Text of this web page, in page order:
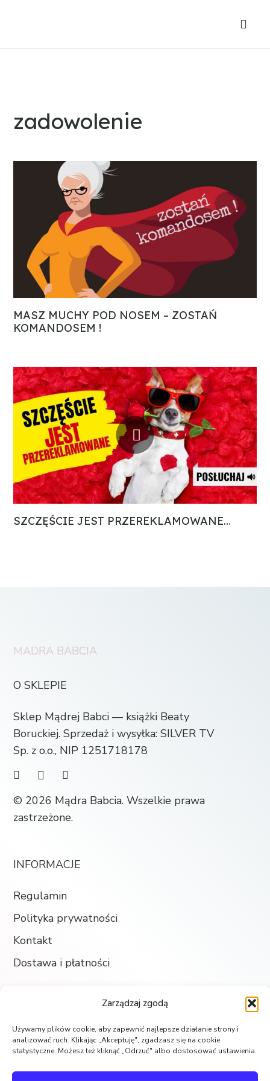
Zarządzaj zgodą
Używamy plików cookie, aby zapewnić najlepsze działanie strony i
analizować ruch. Klikając „Akceptuję", zgadzasz się na cookie
statystyczne. Możesz też kliknąć „Odrzuć" albo dostosować ustawienia.
zadowolenie
MASZ MUCHY POD NOSEM – ZOSTAŃ
KOMANDOSEM !
SZCZĘŚCIE JEST PRZEREKLAMOWANE…
MĄDRA BABCIA
O SKLEPIE
Sklep Mądrej Babci — książki Beaty
Boruckiej. Sprzedaż i wysyłka: SILVER TV
Sp. z o.o., NIP 1251718178
© 2026 Mądra Babcia. Wszelkie prawa
zastrzeżone.
INFORMACJE
Regulamin
Polityka prywatności
Kontakt
Dostawa i płatności
Księgarnia